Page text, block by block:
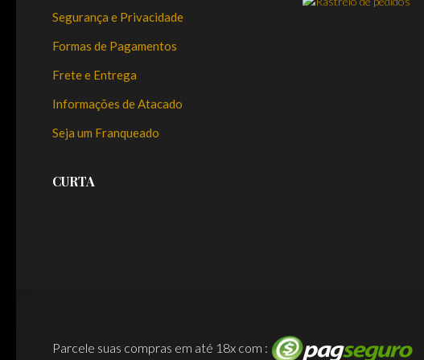
Segurança e Privacidade
Formas de Pagamentos
Frete e Entrega
Informações de Atacado
Seja um Franqueado
CURTA
Parcele suas compras em até 18x com :